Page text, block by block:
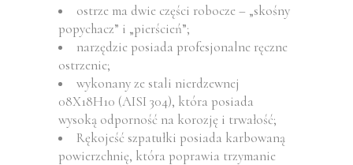
ostrze ma dwie części robocze – „skośny
popychacz” i „pierścień”;
narzędzie posiada profesjonalne ręczne
ostrzenie;
wykonany ze stali nierdzewnej
08X18H10 (AISI 304), która posiada
wysoką odporność na korozję i trwałość;
Rękojeść szpatułki posiada karbowaną
powierzchnię, która poprawia trzymanie